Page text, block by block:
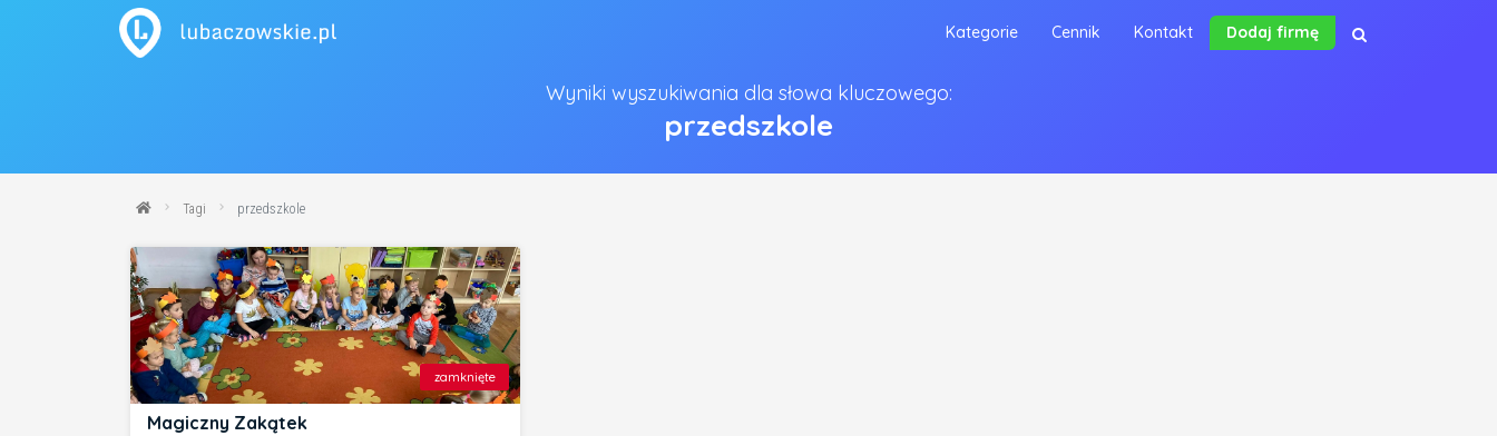
Kategorie Cennik Kontakt Dodaj firmę
Wyniki wyszukiwania dla słowa kluczowego:
przedszkole
Tagi przedszkole
zamknięte
Magiczny Zakątek